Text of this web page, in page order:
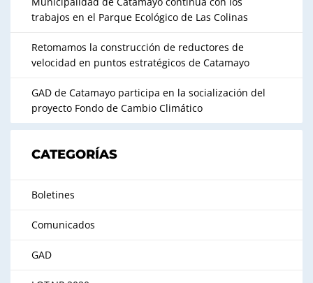
trabajos en el Parque Ecológico de Las Colinas
Retomamos la construcción de reductores de
velocidad en puntos estratégicos de Catamayo
GAD de Catamayo participa en la socialización del
proyecto Fondo de Cambio Climático
CATEGORÍAS
Boletines
Comunicados
GAD